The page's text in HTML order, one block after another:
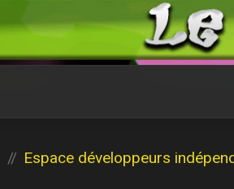
Espace développeurs